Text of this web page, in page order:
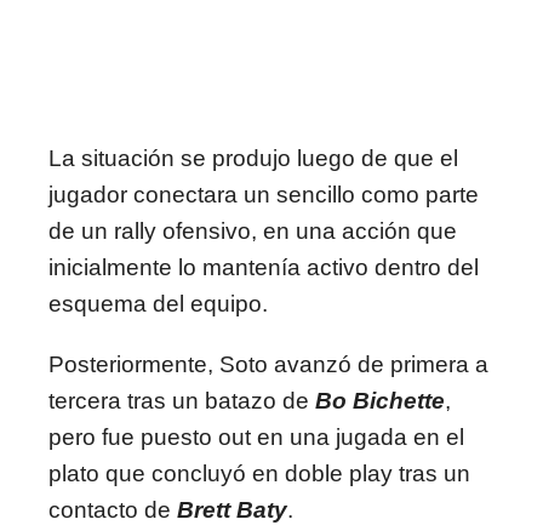
La situación se produjo luego de que el
jugador conectara un sencillo como parte
de un rally ofensivo, en una acción que
inicialmente lo mantenía activo dentro del
esquema del equipo.
Posteriormente, Soto avanzó de primera a
tercera tras un batazo de Bo Bichette,
pero fue puesto out en una jugada en el
plato que concluyó en doble play tras un
contacto de Brett Baty.